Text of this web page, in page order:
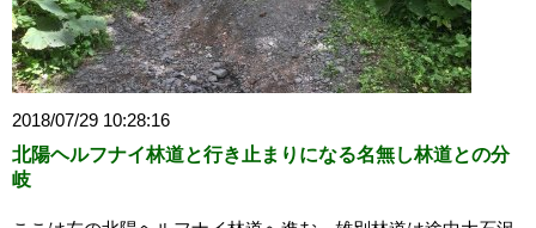
2018/07/29 10:28:16
北陽ヘルフナイ林道と行き止まりになる名無し林道との分
岐